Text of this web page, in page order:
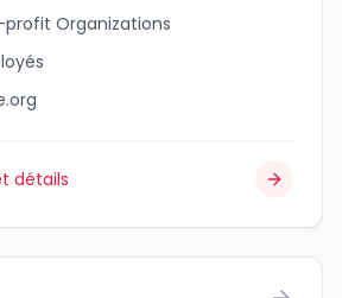
profit Organizations
détails